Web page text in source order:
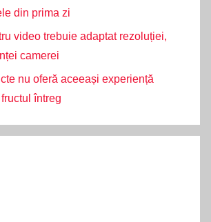
din prima zi
video trebuie adaptat rezoluției,
camerei
nu oferă aceeași experiență
întreg